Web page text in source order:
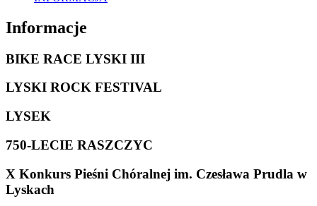
Informacje
BIKE RACE LYSKI III
LYSKI ROCK FESTIVAL
LYSEK
750-LECIE RASZCZYC
X Konkurs Pieśni Chóralnej im. Czesława Prudla w
Lyskach